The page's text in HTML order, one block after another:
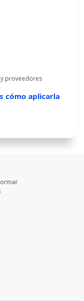
proveedores
cómo aplicarla